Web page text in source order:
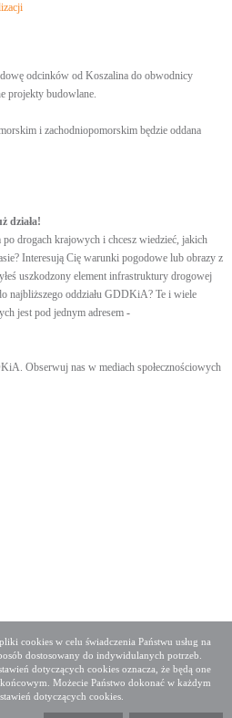
cookies w celu świadczenia Państwu usług na
dostosowany do indywidulanych potrzeb.
dotyczących cookies oznacza, że będą one
Możecie Państwo dokonać w każdym
dotyczących cookies.
odcinków od Koszalina do obwodnicy
projekty budowlane.
i zachodniopomorskim będzie oddana
działa!
po drogach krajowych i chcesz wiedzieć, jakich
Interesują Cię warunki pogodowe lub obrazy z
uszkodzony element infrastruktury drogowej
najbliższego oddziału GDDKiA? Te i wiele
jest pod jednym adresem -
Obserwuj nas w mediach społecznościowych
Mapa serwisu
Twitter Facebook Linkedin